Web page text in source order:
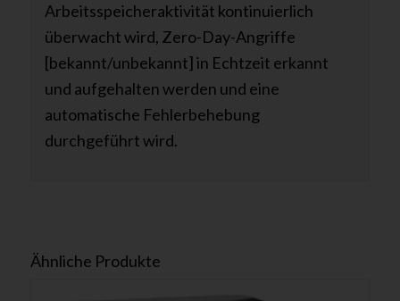
Arbeitsspeicheraktivität kontinuierlich
überwacht wird, Zero-Day-Angriffe
[bekannt/unbekannt] in Echtzeit erkannt
und aufgehalten werden und eine
automatische Fehlerbehebung
durchgeführt wird.
Ähnliche Produkte